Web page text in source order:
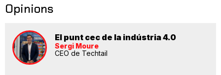
Opinions
El punt cec de la indústria 4.0
Sergi Moure
CEO de Techtail